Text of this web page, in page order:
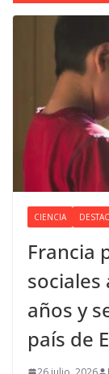
CIENCIA
Francia
sociales
años y
país de